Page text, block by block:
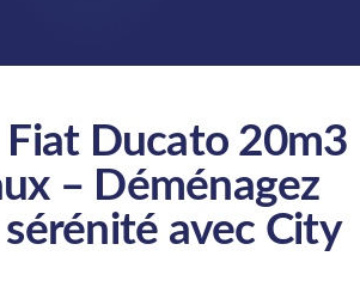
Fiat Ducato 20m3
– Déménagez
avec City